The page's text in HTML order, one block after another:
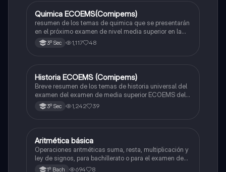
Química
Quimica ECOEMS(Comipems)
resumen de los temas de quimica que se presentarán
en el próximo examen de nivel media superior en la
zona metropolitana de el valle de México
3º Sec 1,117 48
Historia
Historia ECOEMS (Comipems)
Breve resumen de los temas de historia universal del
examen del examen de media superior ECOEMS del
valle de México
3º Sec 1,242 39
Matemáticas
Aritmética básica
Operaciones aritméticas suma, resta, multiplicación y
ley de signos, para bachillerato o para el examen de
admisión a la universidad
1º Bach 694 8